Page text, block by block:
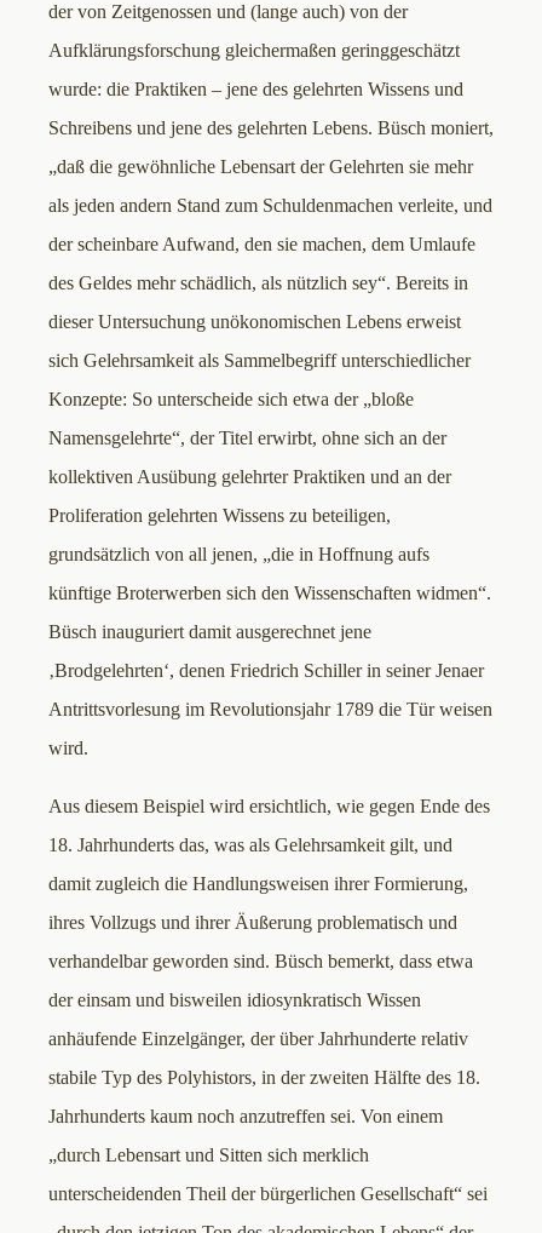
der von Zeitgenossen und (lange auch) von der
Aufklärungsforschung gleichermaßen geringgeschätzt
wurde: die Praktiken – jene des gelehrten Wissens und
Schreibens und jene des gelehrten Lebens. Büsch moniert,
„daß die gewöhnliche Lebensart der Gelehrten sie mehr
als jeden andern Stand zum Schuldenmachen verleite, und
der scheinbare Aufwand, den sie machen, dem Umlaufe
des Geldes mehr schädlich, als nützlich sey“. Bereits in
dieser Untersuchung unökonomischen Lebens erweist
sich Gelehrsamkeit als Sammelbegriff unterschiedlicher
Konzepte: So unterscheide sich etwa der „bloße
Namensgelehrte“, der Titel erwirbt, ohne sich an der
kollektiven Ausübung gelehrter Praktiken und an der
Proliferation gelehrten Wissens zu beteiligen,
grundsätzlich von all jenen, „die in Hoffnung aufs
künftige Broterwerben sich den Wissenschaften widmen“.
Büsch inauguriert damit ausgerechnet jene
‚Brodgelehrten‘, denen Friedrich Schiller in seiner Jenaer
Antrittsvorlesung im Revolutionsjahr 1789 die Tür weisen
wird.
Aus diesem Beispiel wird ersichtlich, wie gegen Ende des
18. Jahrhunderts das, was als Gelehrsamkeit gilt, und
damit zugleich die Handlungsweisen ihrer Formierung,
ihres Vollzugs und ihrer Äußerung problematisch und
verhandelbar geworden sind. Büsch bemerkt, dass etwa
der einsam und bisweilen idiosynkratisch Wissen
anhäufende Einzelgänger, der über Jahrhunderte relativ
stabile Typ des Polyhistors, in der zweiten Hälfte des 18.
Jahrhunderts kaum noch anzutreffen sei. Von einem
„durch Lebensart und Sitten sich merklich
unterscheidenden Theil der bürgerlichen Gesellschaft“ sei